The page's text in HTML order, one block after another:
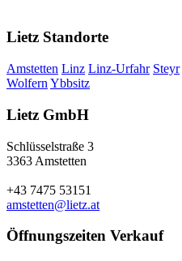
Lietz Standorte
Amstetten Linz Linz-Urfahr Steyr
Wolfern Ybbsitz
Lietz GmbH
Schlüsselstraße 3
3363 Amstetten
+43 7475 53151
amstetten@lietz.at
Öffnungszeiten Verkauf